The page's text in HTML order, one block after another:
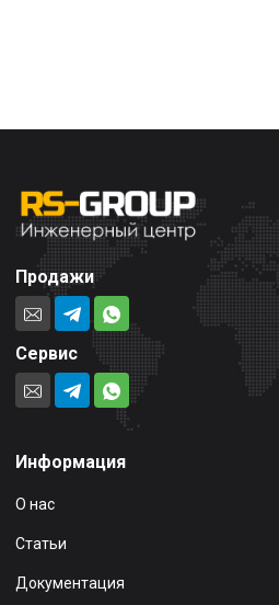
Продажи
Сервис
Информация
О нас
Статьи
Документация